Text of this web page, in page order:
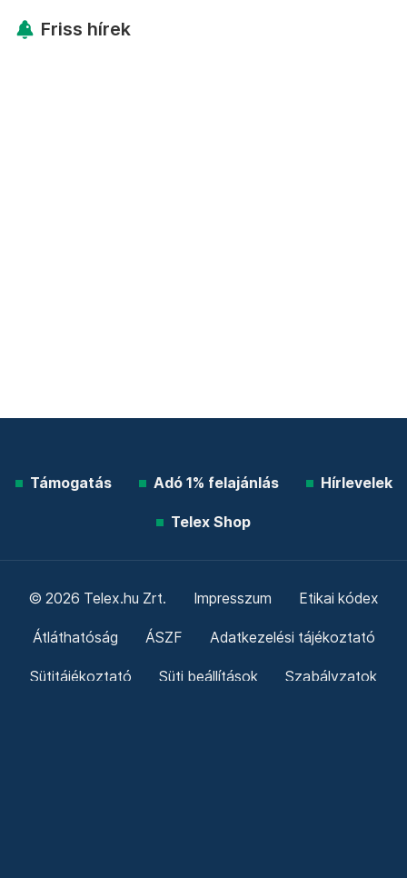
Friss hírek
Támogatás Adó 1% felajánlás Hírlevelek
Telex Shop
© 2026 Telex.hu Zrt. Impresszum Etikai kódex
Átláthatóság ÁSZF Adatkezelési tájékoztató
Sütitájékoztató Süti beállítások Szabályzatok